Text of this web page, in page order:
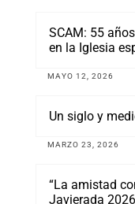
SCAM: 55
en la Iglesia
MAYO 12, 2026
Un siglo y
MARZO 23, 2026
“La amistad
Javierada 2026